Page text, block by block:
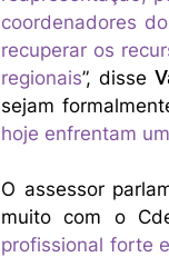
coordenadores
recuperar os
regionais”, disse
sejam
hoje enfrentam
O assessor
muito com o
profissional forte